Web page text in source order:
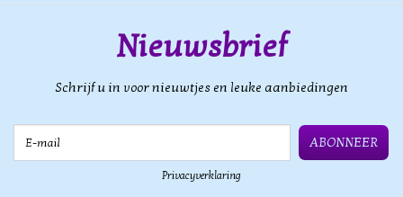
Nieuwsbrief
Schrijf u in voor nieuwtjes en leuke aanbiedingen
ABONNEER
Privacyverklaring